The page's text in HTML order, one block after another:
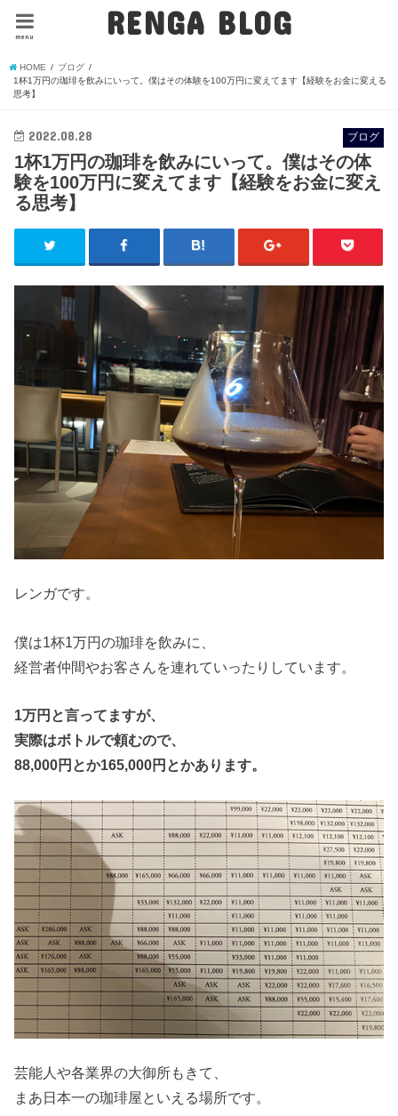
RENGA BLOG
menu
HOME
ブログ
1杯1万円の珈琲を飲みにいって。僕はその体験を100万円に変えてます【経験をお金に変える
思考】
ブログ
2022.08.28
1杯1万円の珈琲を飲みにいって。僕はその体
験を100万円に変えてます【経験をお金に変え
る思考】
レンガです。
僕は1杯1万円の珈琲を飲みに、
経営者仲間やお客さんを連れていったりしています。
1万円と言ってますが、
実際はボトルで頼むので、
88,000円とか165,000円とかあります。
芸能人や各業界の大御所もきて、
まあ日本一の珈琲屋といえる場所です。